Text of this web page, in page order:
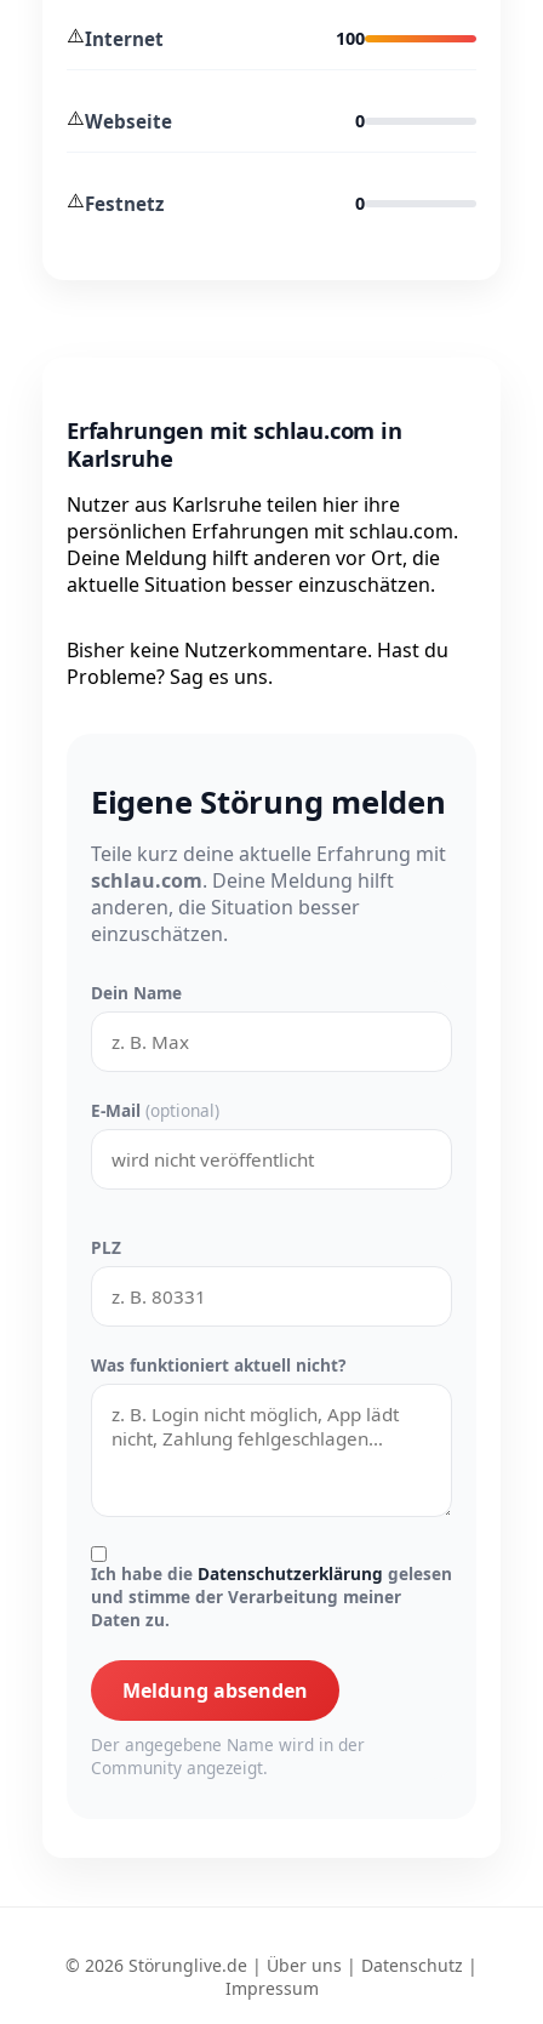
⚠️Internet 100
⚠️Webseite 0
⚠️Festnetz 0
Erfahrungen mit schlau.com in
Karlsruhe
Nutzer aus Karlsruhe teilen hier ihre
persönlichen Erfahrungen mit schlau.com.
Deine Meldung hilft anderen vor Ort, die
aktuelle Situation besser einzuschätzen.
Bisher keine Nutzerkommentare. Hast du
Probleme? Sag es uns.
Eigene Störung melden
Teile kurz deine aktuelle Erfahrung mit
schlau.com. Deine Meldung hilft
anderen, die Situation besser
einzuschätzen.
Dein Name
E-Mail (optional)
PLZ
Was funktioniert aktuell nicht?
Ich habe die Datenschutzerklärung gelesen
und stimme der Verarbeitung meiner
Daten zu.
Meldung absenden
Der angegebene Name wird in der
Community angezeigt.
© 2026 Störunglive.de | Über uns | Datenschutz |
Impressum